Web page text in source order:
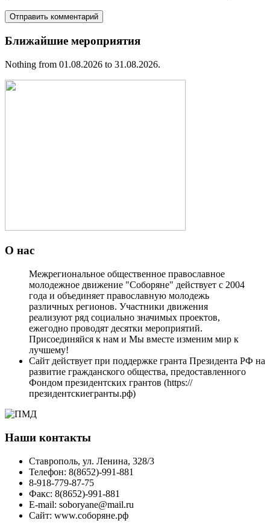
Ближайшие мероприятия
Nothing from 01.08.2026 to 31.08.2026.
О нас
Межрегиональное общественное православное
молодежное движение "Соборяне" действует с 2004
года и объединяет православную молодежь
различных регионов. Участники движения
реализуют ряд социально значимых проектов,
ежегодно проводят десятки мероприятий.
Присоединяйся к нам и Мы вместе изменим мир к
лучшему!
Сайт действует при поддержке гранта Президента РФ на
развитие гражданского общества, предоставленного
Фондом президентских грантов (https://
президентскиегранты.рф)
Наши контакты
Ставрополь, ул. Ленина, 328/3
Телефон: 8(8652)-991-881
8-918-779-87-75
Факс: 8(8652)-991-881
E-mail: soboryane@mail.ru
Сайт: www.соборяне.рф